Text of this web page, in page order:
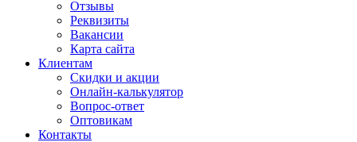
Отзывы
Реквизиты
Вакансии
Карта сайта
Клиентам
Скидки и акции
Онлайн-калькулятор
Вопрос-ответ
Оптовикам
Контакты